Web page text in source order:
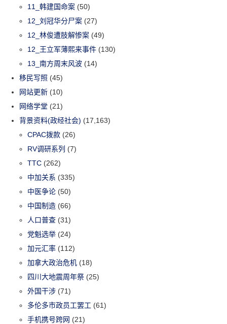
11_韩建国命案 (50)
12_刘冠华分尸案 (27)
12_林俊遭肢解惨案 (49)
12_王立军薄熙来事件 (130)
13_南方周末风波 (14)
移民写照 (45)
网站更新 (10)
网络学堂 (21)
背景资料(政经社会) (17,163)
CPAC拨款 (26)
RV调研系列 (7)
TTC (262)
中加关系 (335)
中医争论 (50)
中国制造 (66)
人口普查 (31)
党魁选举 (24)
加元汇率 (112)
加拿大政治危机 (18)
四川大地震周年祭 (25)
外国干涉 (71)
多伦多市政员工罢工 (61)
手机携号跨网 (21)